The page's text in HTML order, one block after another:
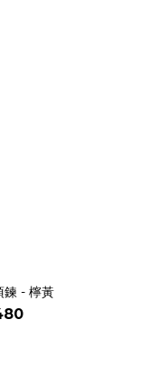
鍊 - 檸黃